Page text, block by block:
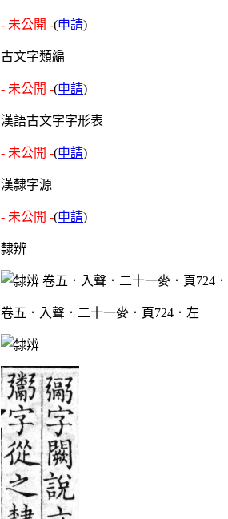
- 未公開 -(申請)
古文字類編
- 未公開 -(申請)
漢語古文字字形表
- 未公開 -(申請)
漢隸字源
- 未公開 -(申請)
隸辨
卷五．入聲．二十一麥．頁724．左